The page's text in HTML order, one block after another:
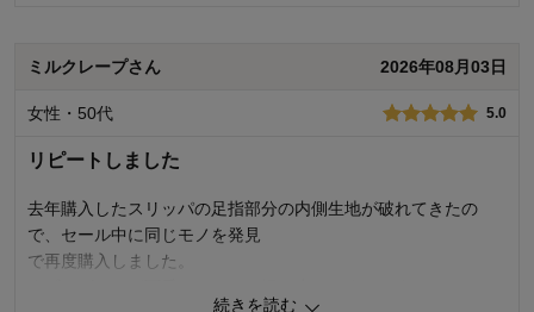
リビング、ダイニング、キッチン
ミルクレープさん 2026年08月03日
女性・50代 5.0
リピートしました
去年購入したスリッパの足指部分の内側生地が破れてきたの
で、セール中に同じモノを発見
で再度購入しました。
続きを読む